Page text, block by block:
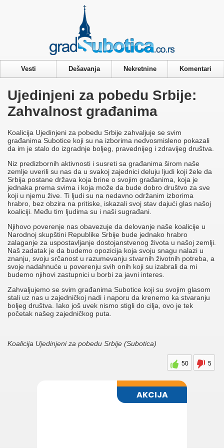
Vesti Dešavanja Nekretnine Komentari
Ujedinjeni za pobedu Srbije:
Zahvalnost građanima
Koalicija Ujedinjeni za pobedu Srbije zahvaljuje se svim
građanima Subotice koji su na izborima nedvosmisleno pokazali
da im je stalo do izgradnje boljeg, pravednijeg i zdravijeg društva.
Niz predizbornih aktivnosti i susreti sa građanima širom naše
zemlje uverili su nas da u svakoj zajednici deluju ljudi koji žele da
Srbija postane država koja brine o svojim građanima, koja je
jednaka prema svima i koja može da bude dobro društvo za sve
koji u njemu žive. Ti ljudi su na nedavno održanim izborima
hrabro, bez obzira na pritiske, iskazali svoj stav dajući glas našoj
koaliciji. Među tim ljudima su i naši sugrađani.
Njihovo poverenje nas obavezuje da delovanje naše koalicije u
Narodnoj skupštini Republike Srbije bude jednako hrabro
zalaganje za uspostavljanje dostojanstvenog života u našoj zemlji.
Naš zadatak je da budemo opozicija koja svoju snagu nalazi u
znanju, svoju srčanost u razumevanju stvarnih životnih potreba, a
svoje nadahnuće u poverenju svih onih koji su izabrali da mi
budemo njihovi zastupnici u borbi za javni interes.
Zahvaljujemo se svim građanima Subotice koji su svojim glasom
stali uz nas u zajedničkoj nadi i naporu da krenemo ka stvaranju
boljeg društva. Iako još uvek nismo stigli do cilja, ovo je tek
početak našeg zajedničkog puta.
Koalicija Ujedinjeni za pobedu Srbije (Subotica)
50 5
Privacy & Cookies Policy